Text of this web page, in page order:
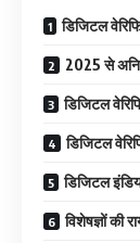
डिजिटल
2025 से
डिजिटल
डिजिटल
डिजिटल
विशेषज्ञों की